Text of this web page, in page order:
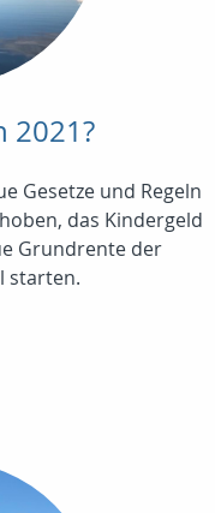
2021?
Gesetze und Regeln
das Kindergeld
Grundrente der
starten.